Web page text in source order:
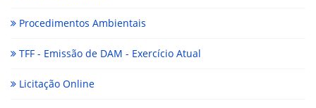
Procedimentos Ambientais
TFF - Emissão de DAM - Exercício Atual
Licitação Online